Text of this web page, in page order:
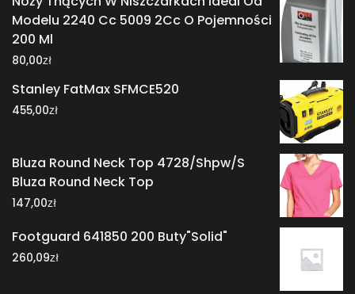
Modelu 2240 Cc 5009 2Cc O Pojemności
200 Ml
80,00zł
Stanley FatMax SFMCE520
455,00zł
Bluza Round Neck Top 4728/Shpw/S
Bluza Round Neck Top
147,00zł
Footguard 641850 200 Buty"Solid"
260,09zł